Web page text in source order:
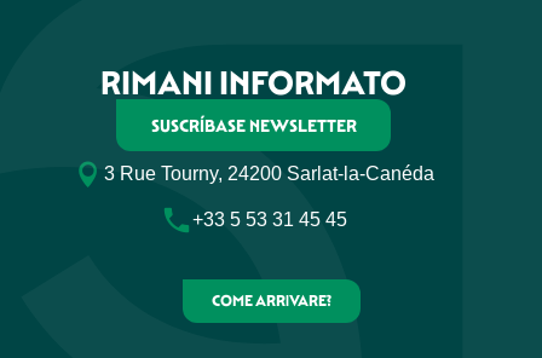
RIMANI INFORMATO
SUSCRÍBASE NEWSLETTER
3 Rue Tourny, 24200 Sarlat-la-Canéda
+33 5 53 31 45 45
COME ARRIVARE?